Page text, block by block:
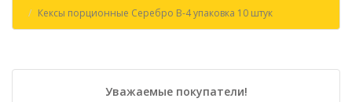
Кексы порционные Серебро В-4 упаковка 10 штук
Уважаемые покупатели!